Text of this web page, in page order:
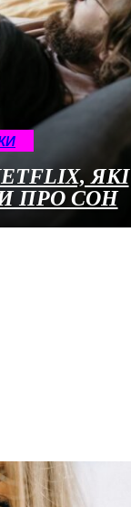
ЯКІ
ПРО СОН